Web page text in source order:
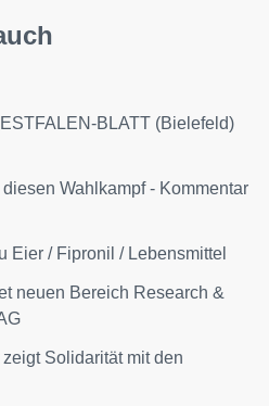
BLATT (Bielefeld)
Wahlkampf - Kommentar
Eier / Fipronil / Lebensmittel
neuen Bereich Research &
Solidarität mit den